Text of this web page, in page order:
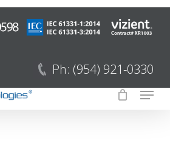
Ph: (954) 921-0330
Menú
Cerrar